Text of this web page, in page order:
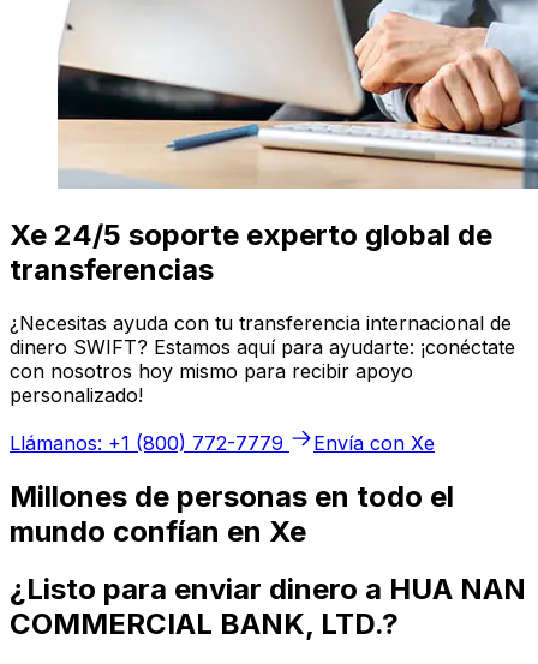
Xe 24/5 soporte experto global de
transferencias
¿Necesitas ayuda con tu transferencia internacional de
dinero SWIFT? Estamos aquí para ayudarte: ¡conéctate
con nosotros hoy mismo para recibir apoyo
personalizado!
Llámanos: +1 (800) 772-7779
Envía con Xe
Millones de personas en todo el
mundo confían en Xe
¿Listo para enviar dinero a HUA NAN
COMMERCIAL BANK, LTD.?